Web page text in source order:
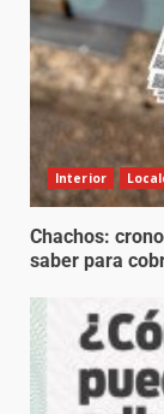
Interior
Chachos:
saber para